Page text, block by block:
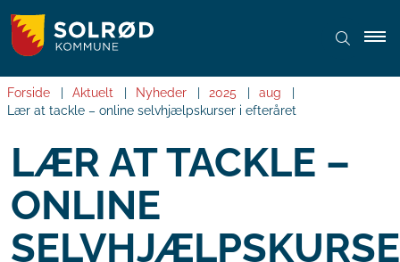
Forside Aktuelt Nyheder 2025
aug
Lær at tackle – online selvhjælpskurser i efteråret
LÆR AT TACKLE –
ONLINE